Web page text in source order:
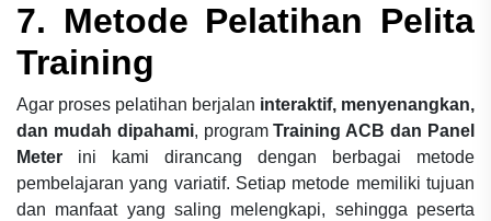
7. Metode Pelatihan Pelita
Training
Agar proses pelatihan berjalan interaktif, menyenangkan,
dan mudah dipahami, programTraining ACB dan Panel
Meter
ini kami dirancang dengan berbagai metode
pembelajaran yang variatif. Setiap metode memiliki tujuan
dan manfaat yang saling melengkapi, sehingga peserta